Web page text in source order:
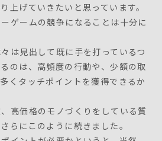
上げていきたいと思っています。
ゲームの競争になることは十分に
は見出して既に手を打っているつ
のは、高頻度の行動や、少額の取
くタッチポイントを獲得できるか
高価格のモノづくりをしている質
らにこのように続きました。